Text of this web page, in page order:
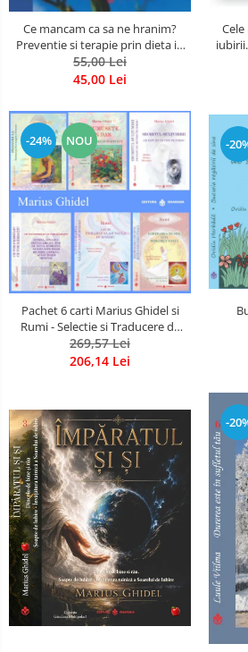
Ce mancam ca sa ne hranim?
Preventie si terapie prin dieta in
bolile cardiovasculare si in
diabetul zaharat
55,00 Lei
45,00 Lei
in
-24% NOU
Pachet 6 carti Marius Ghidel si
Rumi - Selectie si Traducere de
Marius Ghidel
269,57 Lei
206,14 Lei
-
-